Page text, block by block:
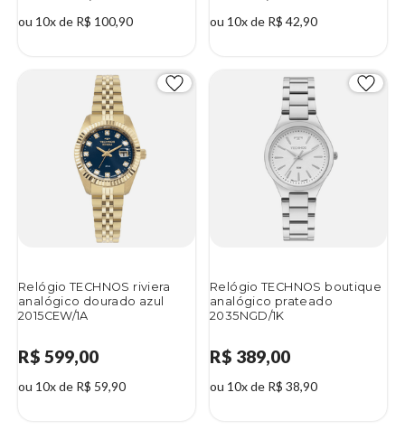
ou 10x de R$ 100,90 ou 10x de R$ 42,90
Relógio TECHNOS riviera
analógico dourado azul
2015CEW/1A
R$ 599,00
ou 10x de R$ 59,90
Relógio TECHNOS boutique
analógico prateado
2035NGD/1K
R$ 389,00
ou 10x de R$ 38,90